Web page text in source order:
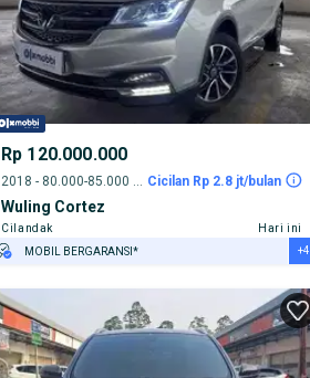
Rp 120.000.000
Cicilan Rp 2.8 jt/bulan
Wuling Cortez
Cilandak
Hari ini
MOBIL BERGARANSI*
TEST DRIVE DARI RUMAH
GRATIS BIAYA JASA PERAWATAN*
PENJUAL TERVERIFIKASI
+4